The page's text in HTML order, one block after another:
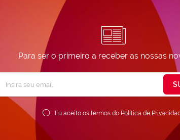
Para ser o primeiro a receber as nossas
Newsletter:
Eu aceito os termos do Política de